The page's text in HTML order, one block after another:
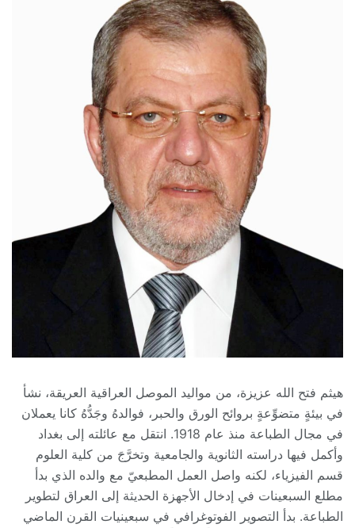
هيثم فتح الله عزيزة، من مواليد الموصل العراقية العريقة، نشأ
في بيئةٍ متضوِّعةٍ بروائح الورق والحبر، فوالدهُ وجَدُّهُ كانا يعملان
في مجال الطباعة منذ عام 1918. انتقل مع عائلته إلى بغداد
وأكمل فيها دراسته الثانوية والجامعية وتخرَّجَ من كلية العلوم
قسم الفيزياء، لكنه واصل العمل المطبعيّ مع والده الذي بدأ
مطلع السبعينات في إدخال الأجهزة الحديثة إلى العراق لتطوير
الطباعة. بدأ التصوير الفوتوغرافي في سبعينيات القرن الماضي